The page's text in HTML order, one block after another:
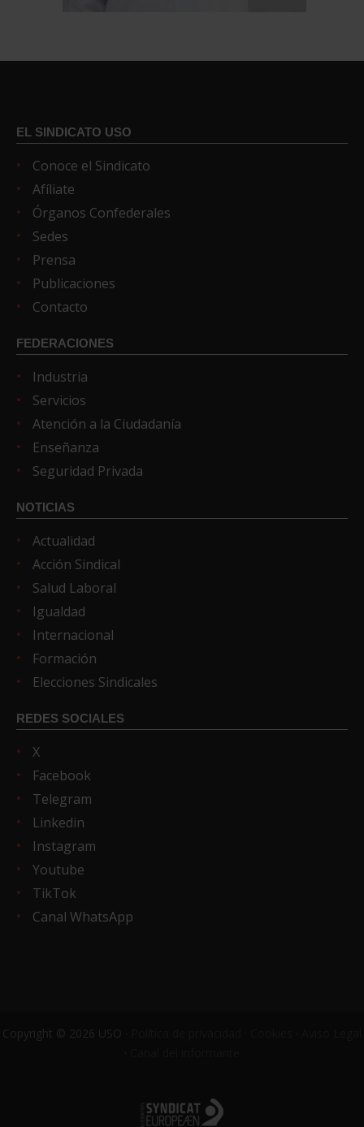
EL SINDICATO USO
Conoce el Sindicato
Afíliate
Órganos Confederales
Sedes
Prensa
Publicaciones
Contacto
FEDERACIONES
Industria
Servicios
Atención a la Ciudadanía
Enseñanza
Seguridad Privada
NOTICIAS
Actualidad
Acción Sindical
Salud Laboral
Igualdad
Internacional
Formación
Elecciones Sindicales
REDES SOCIALES
X
Facebook
Telegram
Linkedin
Instagram
Youtube
TikTok
Canal WhatsApp
Copyright © 2026 USO ·